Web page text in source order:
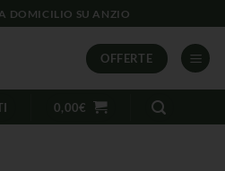
DOMICILIO SU ANZIO
OFFERTE
0,00€